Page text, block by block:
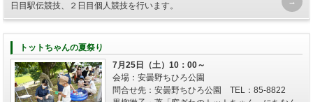
日目駅伝競技、２日目個人競技を行います。
トットちゃんの夏祭り
7月25日（土）10：00～
会場：安曇野ちひろ公園
問合せ先：安曇野ちひろ公園 TEL：85-8822